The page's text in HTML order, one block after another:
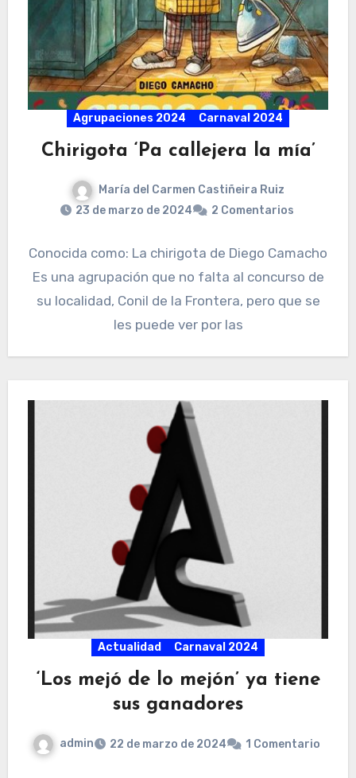
Agrupaciones 2024 Carnaval 2024
Chirigota ‘Pa callejera la mía’
María del Carmen Castiñeira Ruiz
23 de marzo de 2024
2 Comentarios
Conocida como: La chirigota de Diego Camacho
Es una agrupación que no falta al concurso de
su localidad, Conil de la Frontera, pero que se
les puede ver por las
Actualidad Carnaval 2024
‘Los mejó de lo mejón’ ya tiene
sus ganadores
admin 22 de marzo de 2024 1 Comentario